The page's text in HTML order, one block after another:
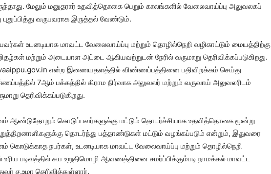
மேலும் மனுதரார் உதவித்தொகை பெறும் காலங்களில் வேலைவாய்ப்பு அலுவலகப்
வருபவராக இருத்தல் வேண்டும்.
உடனடியாக மாவட்ட வேலைவாய்ப்பு மற்றும் தொழில்நெறி வழிகாட்டும் மையத்திற்கு
மற்றும் அடையாள அட்டை ஆகியவற்றுடன் நேரில் வருமாறு தெரிவிக்கப்படுகிறது.
என்ற இணையதளத்தில் விண்ணப்பத்தினை பதிவிறக்கம் செய்து
7ஆம் பக்கத்தில் கிராம நிர்வாக அலுவலர் மற்றும் வருவாய் அலுவலரிடம்
தெரிவிக்கப்படுகிறது.
ஆண்டுதோறும் கொடுப்பவர்களுக்கு மட்டும் தொடர்ச்சியாக உதவித்தொகை மூன்று
தொடர்ந்து பத்தாண்டுகள் மட்டும் வழங்கப்படும் என்றும், இதுவரை
கொடுக்காத நபர்கள், உடனடியாக மாவட்ட வேலைவாய்ப்பு மற்றும் தொழில்நெறி
படிவத்தில் சுய உறுதிமொழி ஆவணத்தினை சமர்ப்பிக்கும்படி நாமக்கல் மாவட்ட
ச.உமா தெரிவித்துள்ளார்.